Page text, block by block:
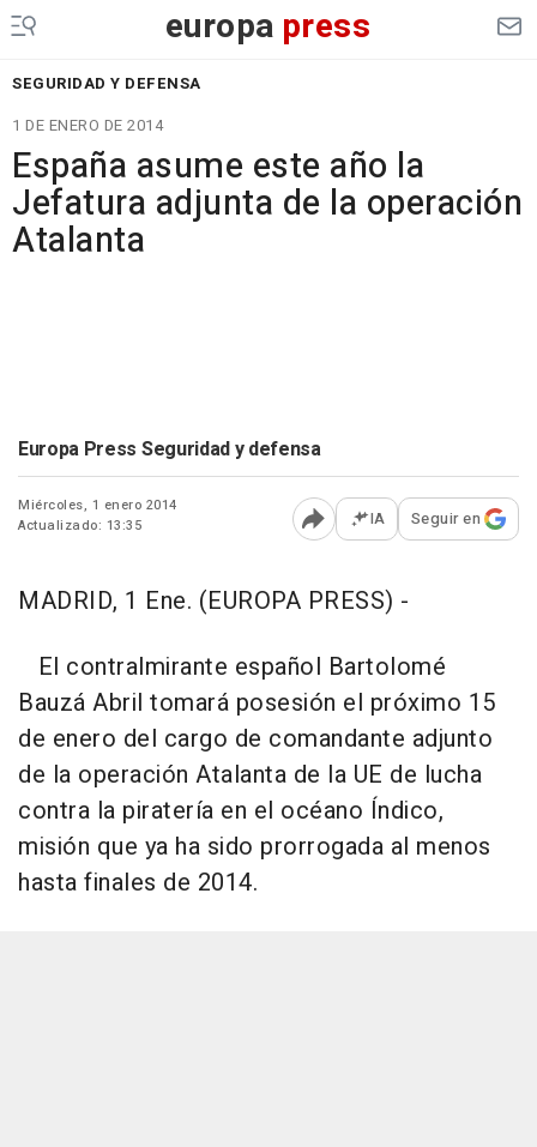
europa press
SEGURIDAD Y DEFENSA
1 DE ENERO DE 2014
España asume este año la
Jefatura adjunta de la operación
Atalanta
Europa Press Seguridad y defensa
Miércoles, 1 enero 2014
Actualizado: 13:35
Abrir opciones para
IA Seguir en
MADRID, 1 Ene. (EUROPA PRESS) -
El contralmirante español Bartolomé
Bauzá Abril tomará posesión el próximo 15
de enero del cargo de comandante adjunto
de la operación Atalanta de la UE de lucha
contra la piratería en el océano Índico,
misión que ya ha sido prorrogada al menos
hasta finales de 2014.